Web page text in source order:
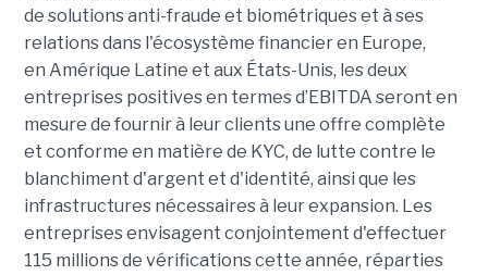
de solutions anti-fraude et biométriques et à ses
relations dans l'écosystème financier en Europe,
en Amérique Latine et aux États-Unis, les deux
entreprises positives en termes d’EBITDA seront en
mesure de fournir à leur clients une offre complète
et conforme en matière de KYC, de lutte contre le
blanchiment d'argent et d'identité, ainsi que les
infrastructures nécessaires à leur expansion. Les
entreprises envisagent conjointement d'effectuer
115 millions de vérifications cette année, réparties